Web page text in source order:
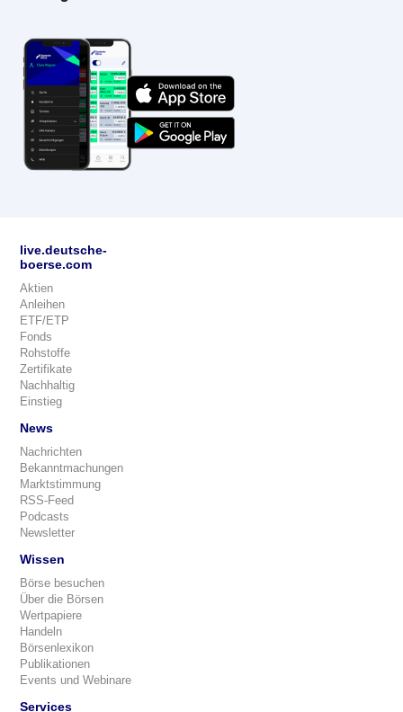
live.deutsche-
boerse.com
Aktien
Anleihen
ETF/ETP
Fonds
Rohstoffe
Zertifikate
Nachhaltig
Einstieg
News
Nachrichten
Bekanntmachungen
Marktstimmung
RSS-Feed
Podcasts
Newsletter
Wissen
Börse besuchen
Über die Börsen
Wertpapiere
Handeln
Börsenlexikon
Publikationen
Events und Webinare
Services